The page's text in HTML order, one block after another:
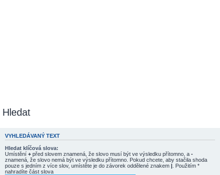
Hledat
VYHLEDÁVANÝ TEXT
Hledat klíčová slova:
Umístění + před slovem znamená, že slovo musí být ve výsledku přítomno, a -
znamená, že slovo nemá být ve výsledku přítomno. Pokud chcete, aby stačila shoda
pouze s jedním z více slov, umístěte je do závorek oddělené znakem | . Použitím *
nahradíte část slova